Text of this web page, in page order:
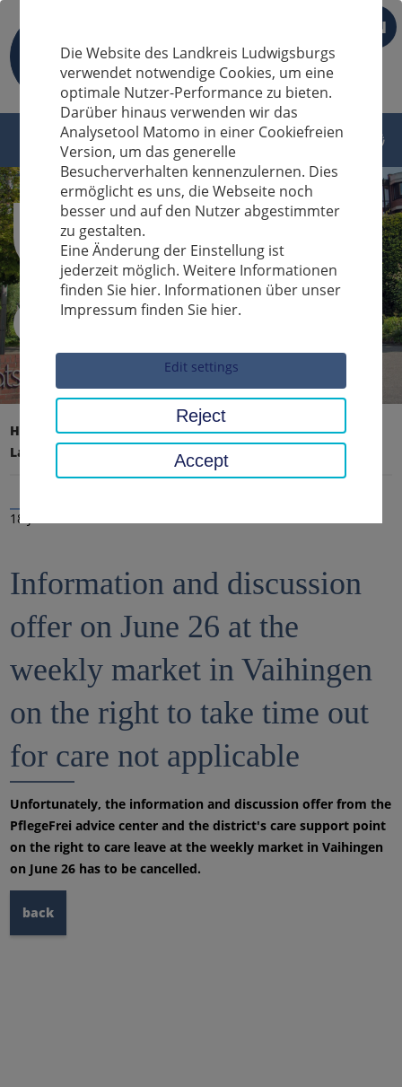
EN
Sucheingabe
Home page
District office, district
Latest news
18 Jun 2021
Information and discussion
offer on June 26 at the
weekly market in Vaihingen
on the right to take time out
for care not applicable
Unfortunately, the information and discussion offer from the
PflegeFrei advice center and the district's care support point
on the right to care leave at the weekly market in Vaihingen
on June 26 has to be cancelled.
back
Die Website des Landkreis Ludwigsburgs
verwendet notwendige Cookies, um eine
optimale Nutzer-Performance zu bieten.
Darüber hinaus verwenden wir das
Analysetool Matomo in einer Cookiefreien
Version, um das generelle
Besucherverhalten kennenzulernen. Dies
ermöglicht es uns, die Webseite noch
besser und auf den Nutzer abgestimmter
zu gestalten.
Eine Änderung der Einstellung ist
jederzeit möglich. Weitere Informationen
finden Sie hier. Informationen über unser
Impressum finden Sie hier.
Edit settings
Reject
Accept